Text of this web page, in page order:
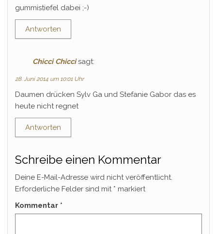
gummistiefel dabei ;-)
Antworten
Chicci Chicci sagt:
28. Juni 2014 um 10:01 Uhr
Daumen drücken Sylv Ga und Stefanie Gabor das es
heute nicht regnet
Antworten
Schreibe einen Kommentar
Deine E-Mail-Adresse wird nicht veröffentlicht.
Erforderliche Felder sind mit * markiert
Kommentar *